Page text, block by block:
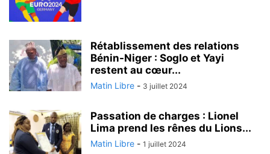
Rétablissement des relations
Bénin-Niger : Soglo et Yayi
restent au cœur...
Matin Libre - 3 juillet 2024
Passation de charges : Lionel
Lima prend les rênes du Lions...
Matin Libre - 1 juillet 2024